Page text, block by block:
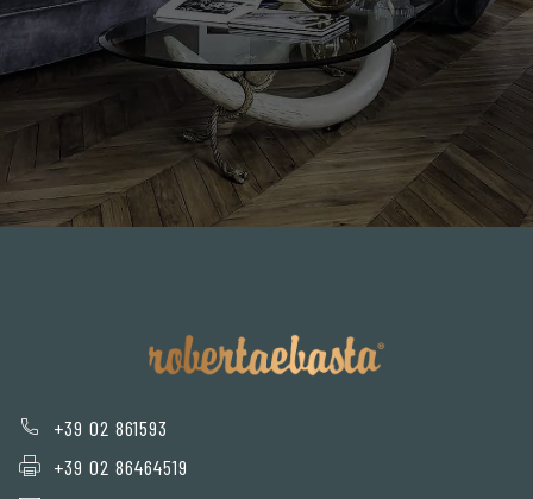
+39 02 861593
+39 02 86464519